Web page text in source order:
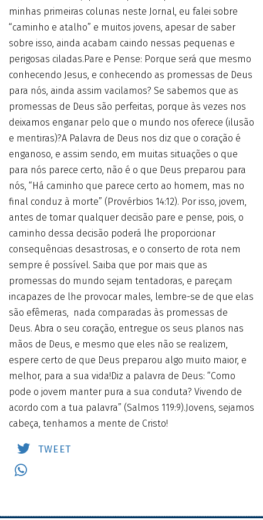
minhas primeiras colunas neste Jornal, eu falei sobre
“caminho e atalho” e muitos jovens, apesar de saber
sobre isso, ainda acabam caindo nessas pequenas e
perigosas ciladas.Pare e Pense: Porque será que mesmo
conhecendo Jesus, e conhecendo as promessas de Deus
para nós, ainda assim vacilamos? Se sabemos que as
promessas de Deus são perfeitas, porque às vezes nos
deixamos enganar pelo que o mundo nos oferece (ilusão
e mentiras)?A Palavra de Deus nos diz que o coração é
enganoso, e assim sendo, em muitas situações o que
para nós parece certo, não é o que Deus preparou para
nós, “Há caminho que parece certo ao homem, mas no
final conduz à morte” (Provérbios 14:12). Por isso, jovem,
antes de tomar qualquer decisão pare e pense, pois, o
caminho dessa decisão poderá lhe proporcionar
consequências desastrosas, e o conserto de rota nem
sempre é possível. Saiba que por mais que as
promessas do mundo sejam tentadoras, e pareçam
incapazes de lhe provocar males, lembre-se de que elas
são efêmeras, nada comparadas às promessas de
Deus. Abra o seu coração, entregue os seus planos nas
mãos de Deus, e mesmo que eles não se realizem,
espere certo de que Deus preparou algo muito maior, e
melhor, para a sua vida!Diz a palavra de Deus: “Como
pode o jovem manter pura a sua conduta? Vivendo de
acordo com a tua palavra” (Salmos 119:9).Jovens, sejamos
cabeça, tenhamos a mente de Cristo!
TWEET